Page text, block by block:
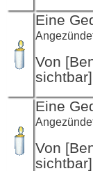
Eine
Von
sichtbar]
Eine
Von
sichtbar]